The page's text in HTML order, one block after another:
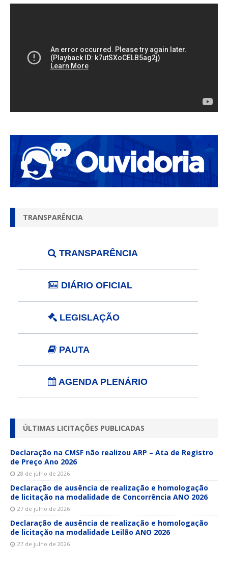
TRANSPARÊNCIA
TRANSPARÊNCIA
DIÁRIO OFICIAL
LEGISLAÇÃO
PAUTA
AGENDA PLENÁRIO
ÚLTIMAS LICITAÇÕES PUBLICADAS
Declaração na CMSF não realizou ARP – Ata de Registro
de Preço Ano 2026
28 de julho de 2026
Declaração de ausência de realização e homologação
de licitação na modalidade de Concorrência ANO 2026
27 de julho de 2026
Declaração de ausência de realização e homologação
de licitação na modalidade Leilão ANO 2026
27 de julho de 2026